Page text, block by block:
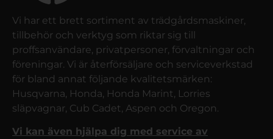
Vi har ett brett sortiment av trädgårdsmaskiner,
tillbehör och verktyg som riktar sig till
proffsanvändare, privatpersoner, förvaltningar och
föreningar. Vi är återförsäljare och serviceverkstad
för bland annat följande kvalitetsmärken:
Husqvarna, Honda, Honda Marint, Lorries
släpvagnar, Cub Cadet, Aspen och Oregon.
Vi kan även hjälpa dig med service av